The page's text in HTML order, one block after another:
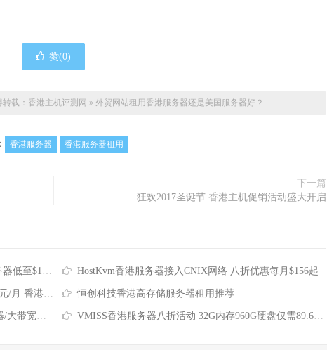
赞(0)
载： 香港主机评测网 » 外贸网站租用香港服务器还是美国服务器好？
香港服务器 香港服务器租用
下一篇
狂欢2017圣诞节 香港主机促销活动盛大开启
$165/月 HostKvm香港服务器接入CNIX网络 八折优惠每月$156起
至390元/月 恒创科技香港高存储服务器租用推荐
器全场6.1折 VMISS香港服务器八折活动 32G内存960G硬盘仅需89.6加元/月